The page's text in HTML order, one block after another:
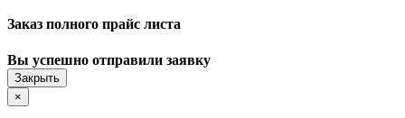
Заказ полного прайс листа
Вы успешно отправили заявку
Закрыть
×